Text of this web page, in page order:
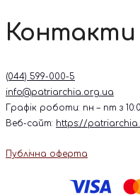
Контакти
(044) 599-000-5
info@patriarchia.org.ua
Графік роботи: пн – пт з
Веб-сайт: https://
Публічна оферта